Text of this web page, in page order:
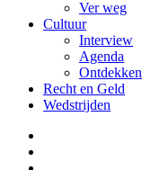
Ver weg
Cultuur
Interview
Agenda
Ontdekken
Recht en Geld
Wedstrijden